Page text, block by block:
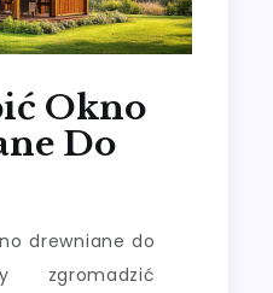
Okno
Do
drewniane do
zgromadzić